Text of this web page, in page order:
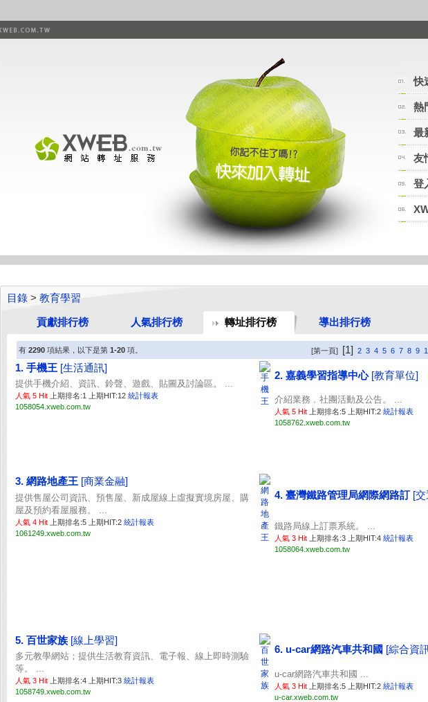
快
熱
最
友
登
目錄 > 教育學習
貢獻排行榜 人氣排行榜 轉址排行榜 導出排行榜
有 2290 項結果，以下是第 1-20 項。 [第一頁] [1] 2 3 4 5 6 7 8 9
1. 手機王 [生活通訊]
提供手機介紹、資訊、鈴聲、遊戲、貼圖及討論區。 ...
人氣 5 Hit 上期排名:1 上期HIT:12 統計報表
1058054.xweb.com.tw
2. 嘉義學習指導中心 [教育單位]
介紹業務﹐社團活動及公告。 ...
人氣 5 Hit 上期排名:5 上期HIT:2 統計報表
1058762.xweb.com.tw
3. 網路地產王 [商業金融]
提供售屋公司資訊、預售屋、新成屋線上虛擬實境房屋、購
屋及預約看屋服務。 ...
人氣 4 Hit 上期排名:5 上期HIT:2 統計報表
1061249.xweb.com.tw
4. 臺灣鐵路管理局網際網路訂 [
鐵路局線上訂票系統。 ...
人氣 3 Hit 上期排名:3 上期HIT:4 統計報表
1058064.xweb.com.tw
5. 百世家族 [線上學習]
多元教學網站；提供生活教育資訊、電子報、線上即時測驗
等。 ...
人氣 3 Hit 上期排名:4 上期HIT:3 統計報表
1058749.xweb.com.tw
6. u-car網路汽車共和國 [綜合資
u-car網路汽車共和國 ...
人氣 3 Hit 上期排名:5 上期HIT:2 統計報表
u-car.xweb.com.tw